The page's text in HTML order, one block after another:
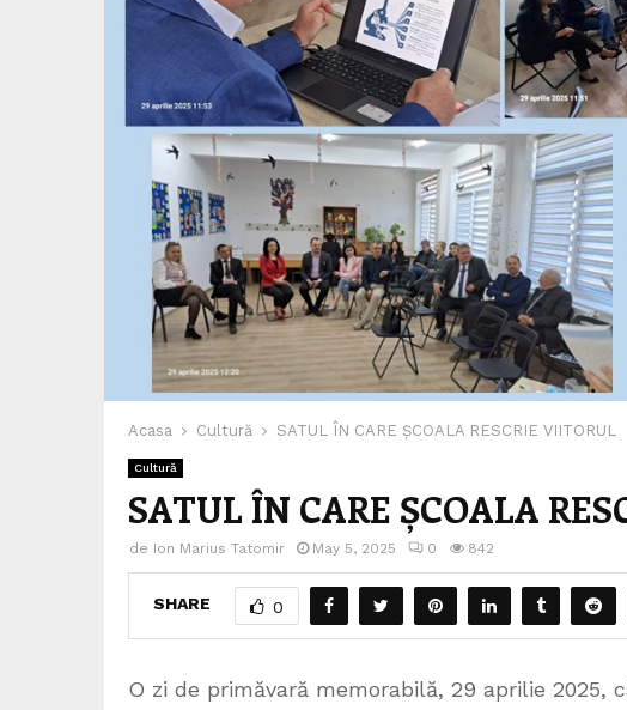
Acasa Cultură SATUL ÎN CARE ȘCOALA RESCRIE VIITORUL
Cultură
SATUL ÎN CARE ȘCOALA
de Ion Marius Tatomir May 5, 2025 0 842
SHARE 0
O zi de primăvară memorabilă, 29 aprilie